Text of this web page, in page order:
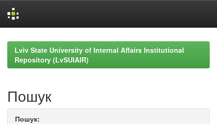
navigationLviv State University of Internal Affairs Institutional
Repository (LvSUIAIR)
Пошук
Пошук: